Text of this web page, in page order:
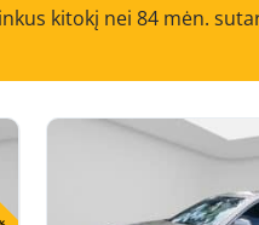
kitokį nei 84 mėn.